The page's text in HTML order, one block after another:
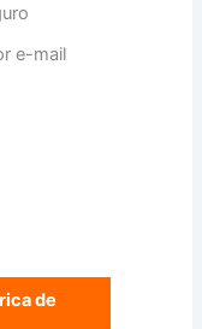
e-mail
de